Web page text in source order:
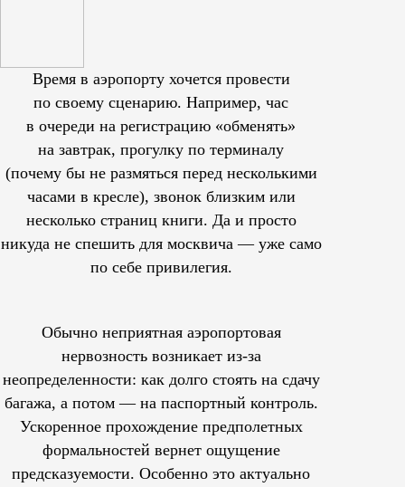
Время в аэропорту хочется провести
по своему сценарию. Например, час
в очереди на регистрацию «обменять»
на завтрак, прогулку по терминалу
(почему бы не размяться перед несколькими
часами в кресле), звонок близким или
несколько страниц книги. Да и просто
никуда не спешить для москвича — уже само
по себе привилегия.
Обычно неприятная аэропортовая
нервозность возникает из-за
неопределенности: как долго стоять на сдачу
багажа, а потом — на паспортный контроль.
Ускоренное прохождение предполетных
формальностей вернет ощущение
предсказуемости. Особенно это актуально